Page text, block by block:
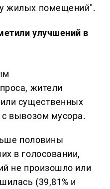
жилых помещений".
улучшений в
жители
существенных
с вывозом мусора.
половины
в голосовании,
не произошло или
(39,81% и